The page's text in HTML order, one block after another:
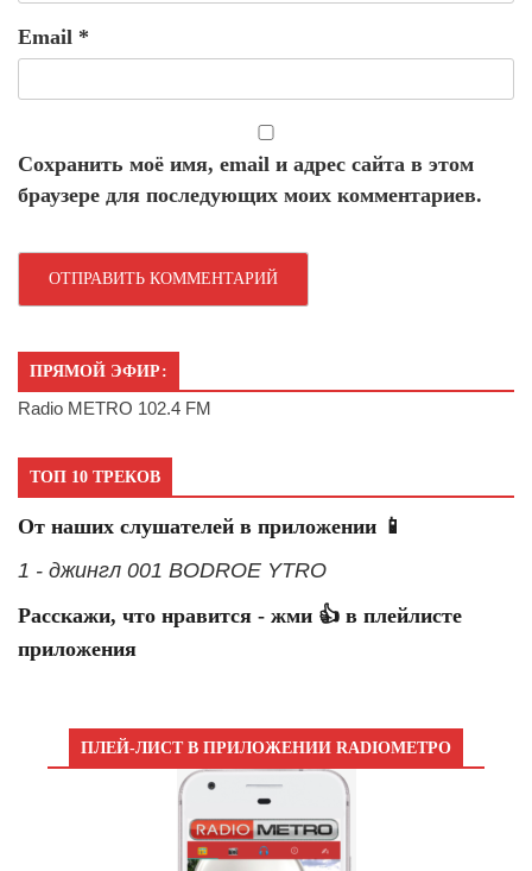
Email *
Сохранить моё имя, email и адрес сайта в этом
браузере для последующих моих комментариев.
ПРЯМОЙ ЭФИР:
Radio METRO 102.4 FM
ТОП 10 ТРЕКОВ
От наших слушателей в приложении 📱
1 - джингл 001 BODROE YTRO
Расскажи, что нравится - жми 👍 в плейлисте
приложения
ПЛЕЙ-ЛИСТ В ПРИЛОЖЕНИИ RADIOМЕТРО